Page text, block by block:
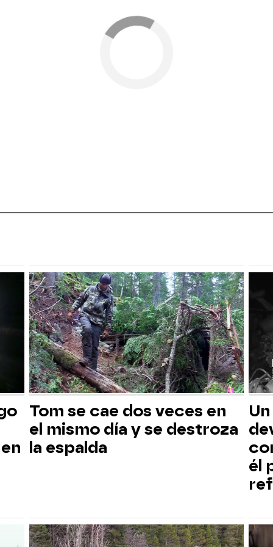
Tom se cae dos veces en
el mismo día y se destroza
la espalda
él